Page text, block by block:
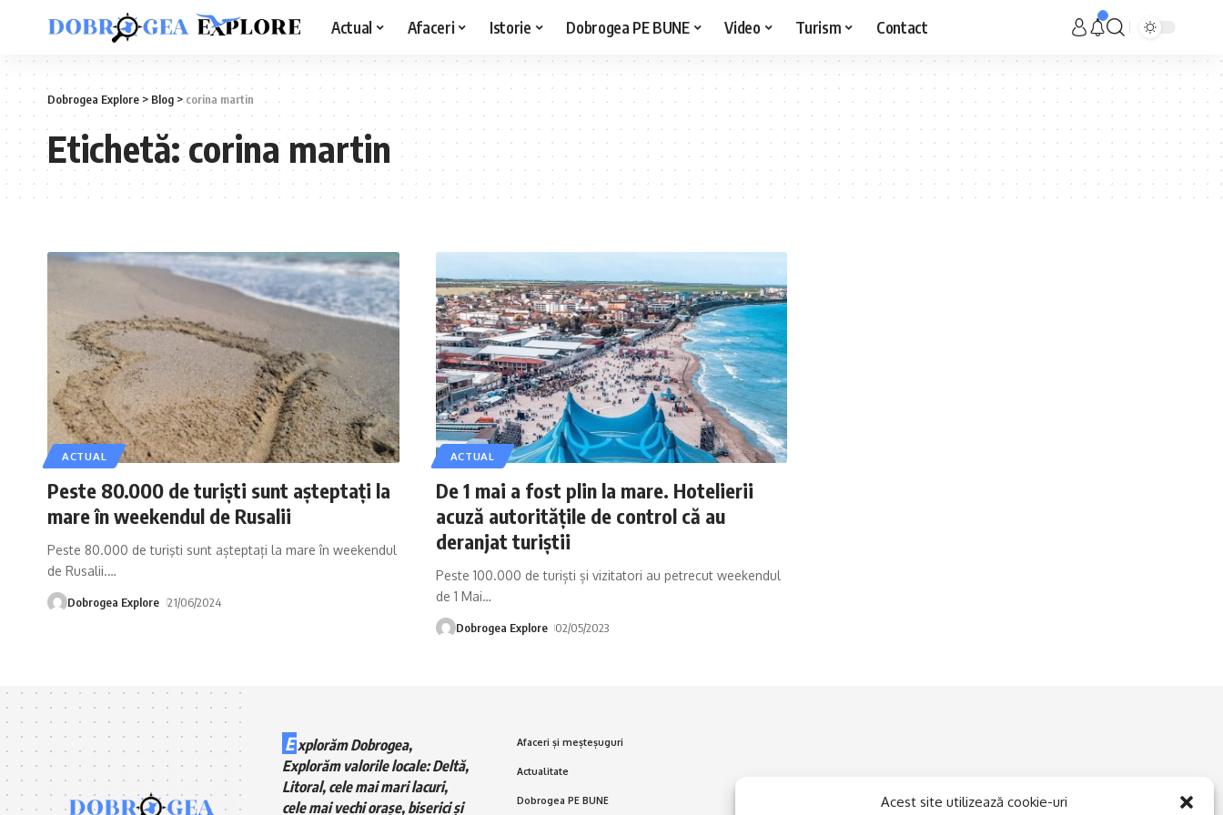
Acest site utilizează cookie-uri
Actual Afaceri Istorie Dobrogea PE BUNE Video Turism Contact
Dobrogea Explore> Blog >corina martin
Etichetă:corina martin
ACTUAL
Peste 80.000 de turişti sunt așteptați la
mare în weekendul de Rusalii
Peste 80.000 de turişti sunt așteptați la mare în weekendul
de Rusalii.…
Dobrogea Explore 21/06/2024
ACTUAL
De 1 mai a fost plin la mare. Hotelierii
acuză autoritățile de control că au
deranjat turiștii
Peste 100.000 de turiști și vizitatori au petrecut weekendul
de 1 Mai…
Dobrogea Explore 02/05/2023
E xplorăm Dobrogea,
Explorăm valorile locale: Deltă,
Litoral, cele mai mari lacuri,
cele mai vechi orașe, biserici și
Afaceri și meșteșuguri
Actualitate
Dobrogea PE BUNE